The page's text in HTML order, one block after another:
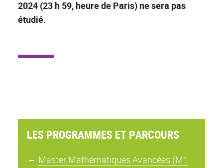
2024 (23 h 59, heure de Paris) ne sera pas
étudié.
LES PROGRAMMES ET PARCOURS
Master Mathématiques Avancées (M1